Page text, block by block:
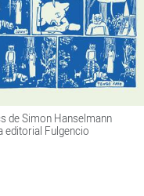
de Simon Hanselmann
editorial Fulgencio